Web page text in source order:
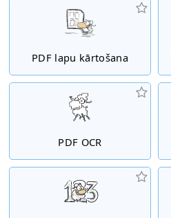
PDF lapu kārtošana
PDF OCR